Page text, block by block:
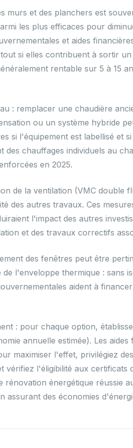
murs et des planchers est
les plus efficaces pour
et aides
si elles contribuent à sortir
rentable sur 5 à 15
: remplacer une chaudière
ou un système hybride
si l'équipement est labellisé et
des chauffages individuels au
en 2025.
de la ventilation (VMC double
des autres travaux. Ces
l'impact des autres
et des travaux correctifs
des fenêtres peut être
l'enveloppe thermique : sans
aident à
: pour chaque option,
annuelle estimée). Les
maximiser l'effet, privilégiez
vérifiez l'éligibilité aux certificats
rénovation énergétique réussie
assurant des économies